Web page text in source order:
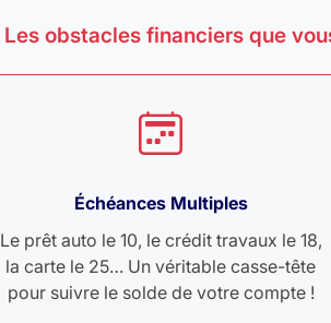
Les obstacles financiers que
Échéances Multiples
Le prêt auto le 10, le crédit travaux le 18,
la carte le 25… Un véritable casse-tête
pour suivre le solde de votre compte !